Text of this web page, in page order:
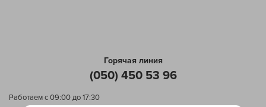
Горячая линия
(050) 450 53 96
Работаем с 09:00 до 17:30